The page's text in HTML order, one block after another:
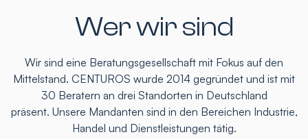
Wer wir sind
Wir sind eine Beratungsgesellschaft mit Fokus auf den
Mittelstand. CENTUROS wurde 2014 gegründet und ist mit
30 Beratern an drei Standorten in Deutschland
präsent. Unsere Mandanten sind in den Bereichen Industrie,
Handel und Dienstleistungen tätig.